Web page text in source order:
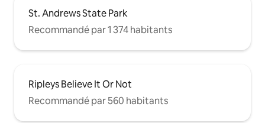
St. Andrews State Park
Recommandé par 1 374 habitants
Ripleys Believe It Or Not
Recommandé par 560 habitants